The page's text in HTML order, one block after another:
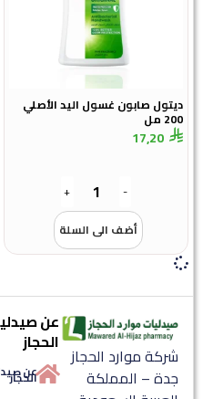
ديتول صابون غسول اليد الأصلي
200 مل
17,20
-
+
أضف الى السلة
شركة موارد الحجاز
جدة – المملكة
عن
الحجاز
عن
الحجاز